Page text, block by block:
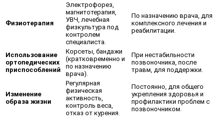
Физиотерапия
Электрофорез,
магнитотерапия,
УВЧ, лечебная
физкультура под
контролем
специалиста.
По назначению врача, для
комплексного лечения и
реабилитации.
Использование
ортопедических
приспособлений
Корсеты, бандажи
(кратковременно и
по назначению
врача).
При нестабильности
позвоночника, после
травм, для поддержки.
Изменение
образа жизни
Регулярная
физическая
активность,
контроль веса,
отказ от курения.
Постоянно, для общего
укрепления здоровья и
профилактики проблем с
позвоночником.